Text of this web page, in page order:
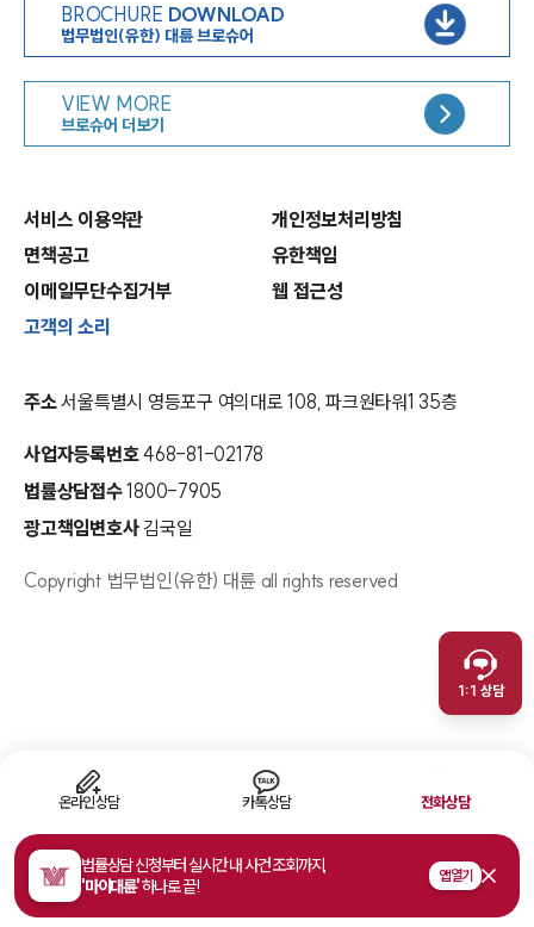
1:1 상담
BROCHURE DOWNLOAD
법무법인(유한) 대륜 브로슈어
VIEW MORE
브로슈어 더보기
서비스 이용약관
개인정보처리방침
면책공고
유한책임
이메일무단수집거부
웹 접근성
고객의 소리
주소서울특별시 영등포구 여의대로 108, 파크원타워1 35층
사업자등록번호468-81-02178
법률상담접수1800-7905
광고책임변호사 김국일
Copyright 법무법인(유한) 대륜 all rights reserved
온라인상담 카톡상담 전화상담
법률상담 신청부터 실시간 내 사건 조회까지,
'마이대륜'하나로 끝!
앱 열기